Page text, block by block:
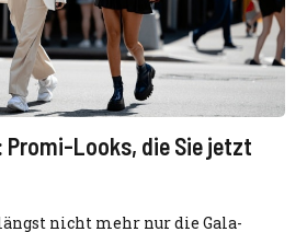
Looks, die Sie jetzt
nicht mehr nur die Gala-